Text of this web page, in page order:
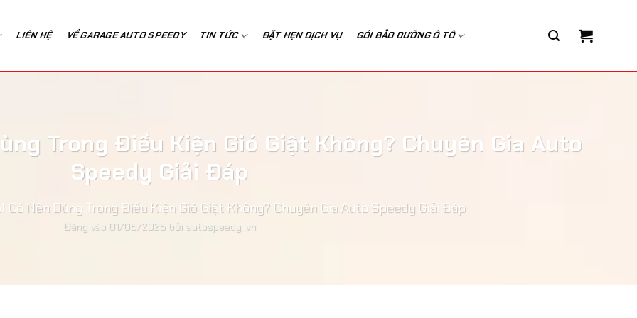
LIÊN HỆ VỀ GARAGE AUTO SPEEDY TIN TỨC ĐẶT HẸN DỊCH VỤ GÓI BẢO DƯỠNG Ô TÔ
Trong Điều Kiện Gió Giật Không? Chuyên Gia Auto
Speedy Giải Đáp
Có Nên Dùng Trong Điều Kiện Gió Giật Không? Chuyên Gia Auto Speedy Giải Đáp
Đăng vào 01/08/2025 bởi autospeedy_vn